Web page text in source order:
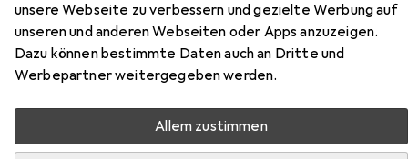
unsere Webseite zu verbessern und gezielte Werbung auf
unseren und anderen Webseiten oder Apps anzuzeigen.
Dazu können bestimmte Daten auch an Dritte und
Werbepartner weitergegeben werden.
Allem zustimmen
EUR
34,81 139,24
Goldwell Topchic
7BG mittelblond beigegold